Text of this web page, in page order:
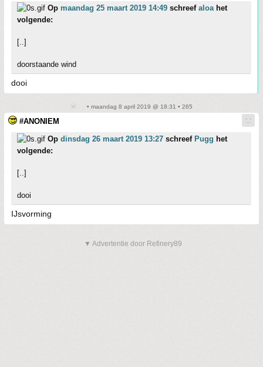
Op maandag 25 maart 2019 14:49 schreef aloahet
volgende:
[..]
doorstaande wind
dooi
• maandag 8 april 2019 @ 18:31 • 265
#ANONIEM
Op dinsdag 26 maart 2019 13:27 schreef Pugg het
volgende:
[..]
dooi
IJsvorming
▼ Advertentie door Refinery89